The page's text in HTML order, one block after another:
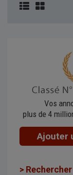
Vos
plus de 4
Ajouter
>